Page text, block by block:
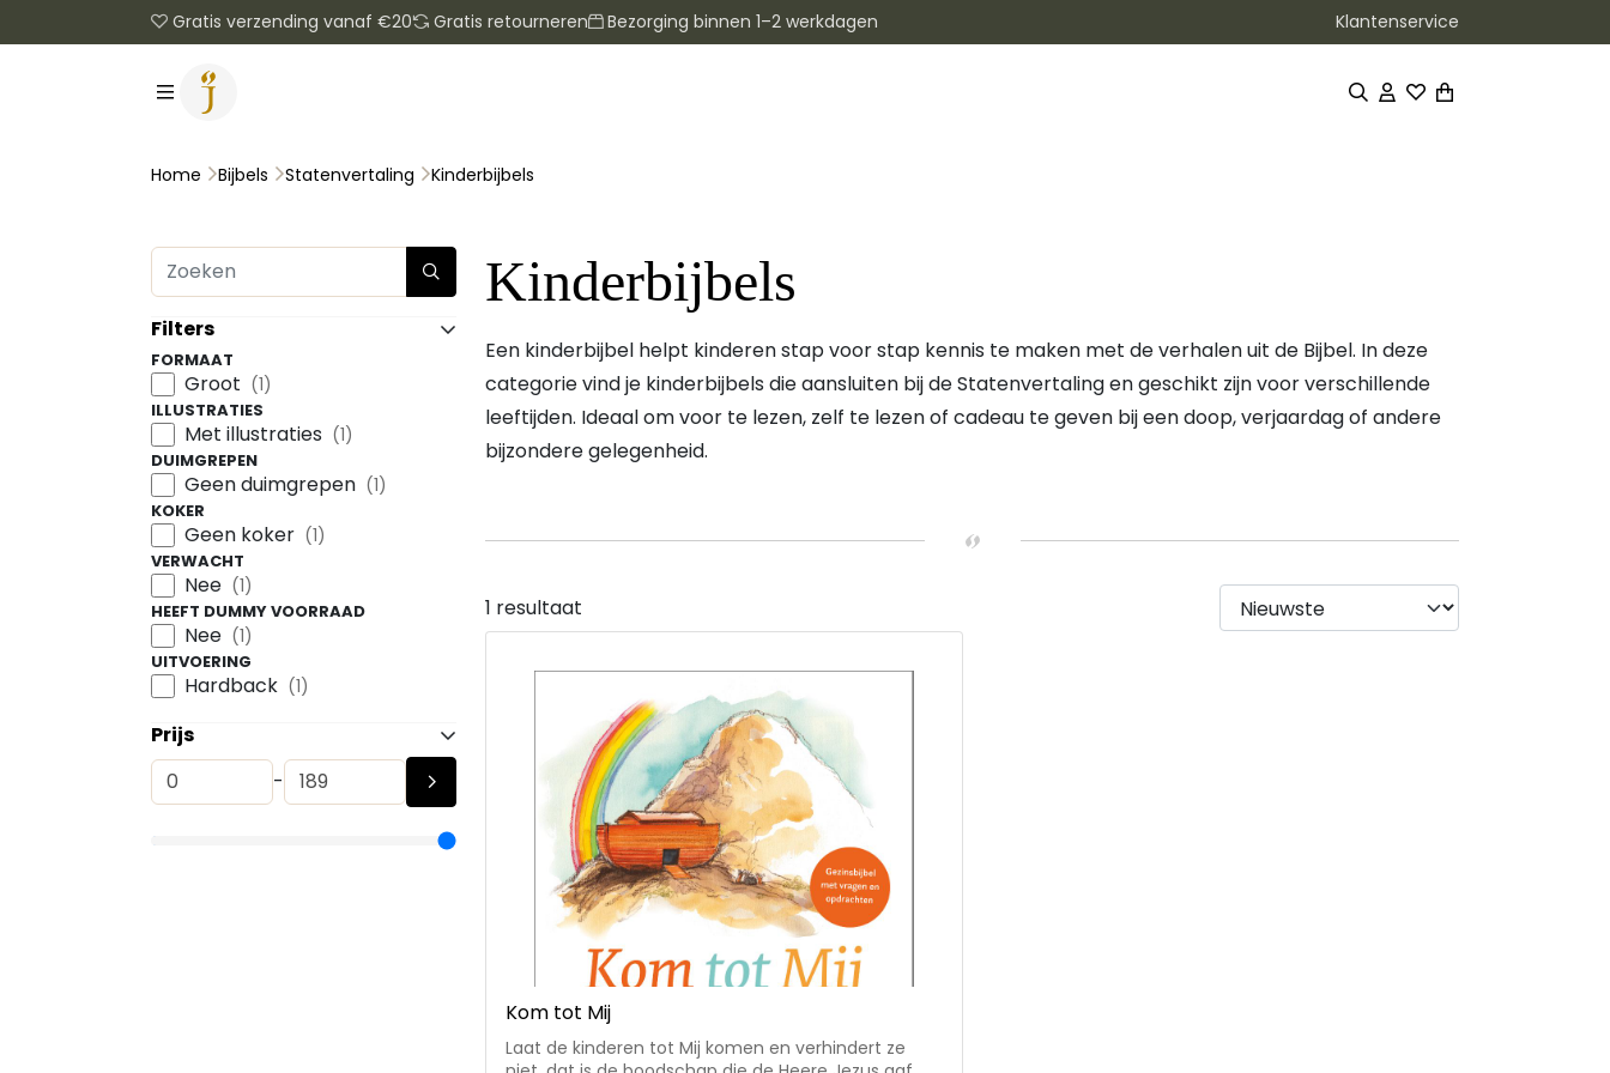
Gratis verzending vanaf €20 Gratis retourneren Bezorging binnen 1–2 werkdagen Klantenservice
Home Bijbels Statenvertaling Kinderbijbels
Filters
FORMAAT
Groot (1)
ILLUSTRATIES
Met illustraties (1)
DUIMGREPEN
Geen duimgrepen (1)
KOKER
Geen koker (1)
VERWACHT
Nee (1)
HEEFT DUMMY VOORRAAD
Nee (1)
UITVOERING
Hardback (1)
Prijs
-
Kinderbijbels
Een kinderbijbel helpt kinderen stap voor stap kennis te maken met de verhalen uit de Bijbel. In deze
categorie vind je kinderbijbels die aansluiten bij de Statenvertaling en geschikt zijn voor verschillende
leeftijden. Ideaal om voor te lezen, zelf te lezen of cadeau te geven bij een doop, verjaardag of andere
bijzondere gelegenheid.
1 resultaat
Kom tot Mij
Laat de kinderen tot Mij komen en verhindert ze